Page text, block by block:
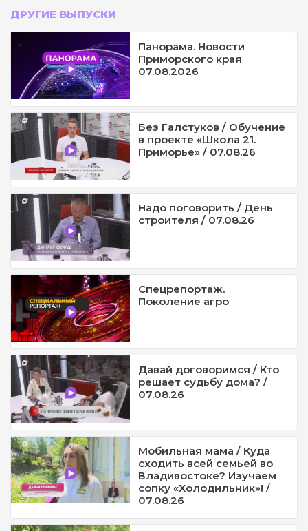
ДРУГИЕ ВЫПУСКИ
Панорама. Новости
Приморского края
07.08.2026
Без Галстуков / Обучение
в проекте «Школа 21.
Приморье» / 07.08.26
Надо поговорить / День
строителя / 07.08.26
Спецрепортаж.
Поколение агро
Давай договоримся / Кто
решает судьбу дома? /
07.08.26
Мобильная мама / Куда
сходить всей семьей во
Владивостоке? Изучаем
сопку «Холодильник»! /
07.08.26